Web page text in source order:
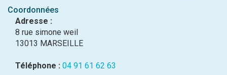
Coordonnées
Adresse :
8 rue simone weil
13013 MARSEILLE
Téléphone : 04 91 61 62 63